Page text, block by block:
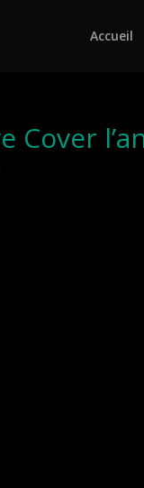
Accueil
Cover